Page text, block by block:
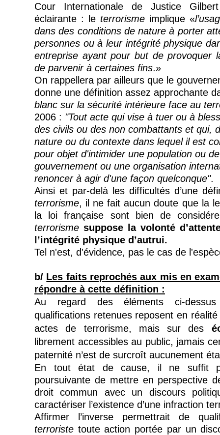
Cour Internationale de Justice
éclairante : le terrorisme implique «
dans des conditions de nature à porter
personnes ou à leur intégrité physique
entreprise ayant pour but de provoquer
de parvenir à certaines fins.»
On rappellera par ailleurs que le
donne une définition assez approchante
blanc sur la sécurité intérieure face au
2006 : "Tout acte qui vise à tuer ou à
des civils ou des non combattants et qui,
nature ou du contexte dans lequel il est
pour objet d'intimider une population ou
gouvernement ou une organisation
renoncer à agir d'une façon quelconque".
Ainsi et par-delà les difficultés d’une
terrorisme, il ne fait aucun doute que la
la loi française sont bien de
terrorismesuppose la volonté
l’intégrité physique d’autrui.
Tel n'est, d'évidence, pas le cas de
b/ Les faits reprochés aux mis en
répondre à cette définition :
Au regard des éléments ci-
qualifications retenues reposent en
actes de terrorisme, mais sur des
librement accessibles au public, jamais
paternité n’est de surcroît aucunement
En tout état de cause, il ne suffit
poursuivante de mettre en perspective
droit commun avec un discours
caractériser l’existence d’une infraction
Affirmer l’inverse permettrait de
terroriste toute action portée par un